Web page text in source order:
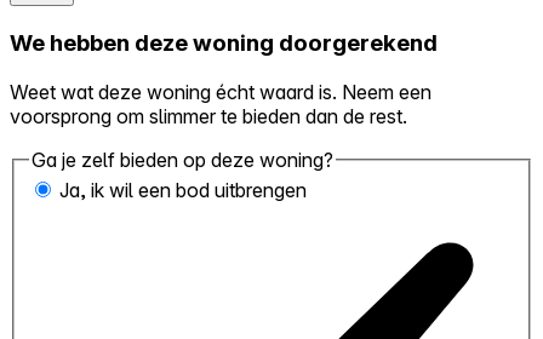
We hebben deze woning doorgerekend
Weet wat deze woning écht waard is. Neem een
voorsprong om slimmer te bieden dan de rest.
Ga je zelf bieden op deze woning?
Ja, ik wil een bod uitbrengen